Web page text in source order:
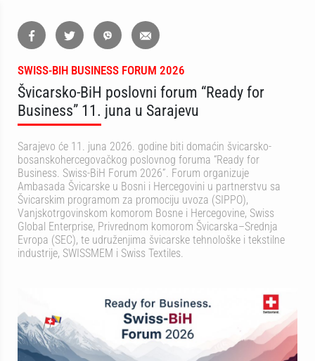
SWISS-BIH BUSINESS FORUM 2026
Švicarsko-BiH poslovni forum “Ready for
Business” 11. juna u Sarajevu
Sarajevo će 11. juna 2026. godine biti domaćin švicarsko-
bosanskohercegovačkog poslovnog foruma “Ready for
Business. Swiss-BiH Forum 2026”. Forum organizuje
Ambasada Švicarske u Bosni i Hercegovini u partnerstvu sa
Švicarskim programom za promociju uvoza (SIPPO),
Vanjskotrgovinskom komorom Bosne i Hercegovine, Swiss
Global Enterprise, Privrednom komorom Švicarska–Srednja
Evropa (SEC), te udruženjima švicarske tehnološke i tekstilne
industrije, SWISSMEM i Swiss Textiles.